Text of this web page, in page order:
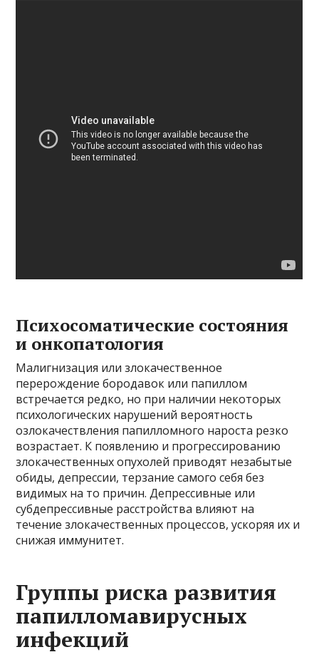
Психосоматические состояния
и онкопатология
Малигнизация или злокачественное
перерождение бородавок или папиллом
встречается редко, но при наличии некоторых
психологических нарушений вероятность
озлокачествления папилломного нароста резко
возрастает. К появлению и прогрессированию
злокачественных опухолей приводят незабытые
обиды, депрессии, терзание самого себя без
видимых на то причин. Депрессивные или
субдепрессивные расстройства влияют на
течение злокачественных процессов, ускоряя их и
снижая иммунитет.
Группы риска развития
папилломавирусных
инфекций